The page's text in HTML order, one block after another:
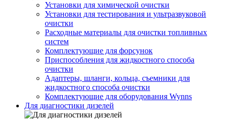
Установки для химической очистки
Установки для тестирования и ультразвуковой
очистки
Расходные материалы для очистки топливных
систем
Комплектующие для форсунок
Приспособления для жидкостного способа
очистки
Адаптеры, шланги, кольца, съемники для
жидкостного способа очистки
Комплектующие для оборудования Wynns
Для диагностики дизелей